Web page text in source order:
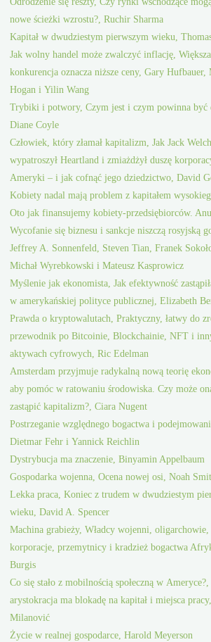
nowe ścieżki wzrostu?, Ruchir Sharma
Kapitał w dwudziestym pierwszym wieku,
Jak wolny handel może zwalczyć inflację, Większa
konkurencja oznacza niższe ceny, Gary Hufbauer,
Hogan i Yilin Wang
Trybiki i potwory, Czym jest i czym powinna być
Diane Coyle
Człowiek, który złamał kapitalizm, Jak Jack Welch
wypatroszył Heartland i zmiażdżył duszę
Ameryki – i jak cofnąć jego dziedzictwo, David
Kobiety nadal mają problem z kapitałem
Oto jak finansujemy kobiety-przedsiębiorców.
Wycofanie się biznesu i sankcje niszczą rosyjską
Jeffrey A. Sonnenfeld, Steven Tian, Franek
Michał Wyrebkowski i Mateusz Kasprowicz
Myślenie jak ekonomista, Jak efektywność
w amerykańskiej polityce publicznej, Elizabeth
Prawda o kryptowalutach, Praktyczny, łatwy do
przewodnik po Bitcoinie, Blockchainie, NFT i
aktywach cyfrowych, Ric Edelman
Amsterdam przyjmuje radykalną nową teorię
aby pomóc w ratowaniu środowiska. Czy może
zastąpić kapitalizm?, Ciara Nugent
Postrzeganie względnego bogactwa i
Dietmar Fehr i Yannick Reichlin
Dystrybucja ma znaczenie, Binyamin Appelbaum
Gospodarka wojenna, Ocena nowej osi, Noah
Lekka praca, Koniec z trudem w dwudziestym
wieku, David A. Spencer
Machina grabieży, Władcy wojenni, oligarchowie,
korporacje, przemytnicy i kradzież bogactwa
Burgis
Co się stało z mobilnością społeczną w
arystokracja ma blokadę na kapitał i miejsca
Milanović
Życie w realnej gospodarce, Harold Meyerson